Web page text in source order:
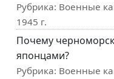
Рубрика: Военные
1945 г.
Почему
японцами?
Рубрика: Военные